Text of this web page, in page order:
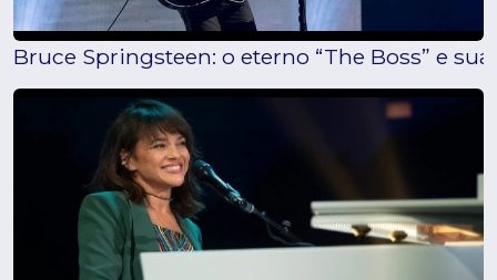
Bruce Springsteen: o eterno “The Boss” e